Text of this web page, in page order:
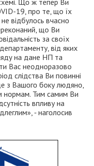
19, про те, що їх
відбулось вчасно
що Ви
за своїх
від яких
на дане НП та
Вас неодноразово
слідства Ви повинні
з Вашого боку людяно,
нормам. Тим самим Ви
впливу на
- наголосив